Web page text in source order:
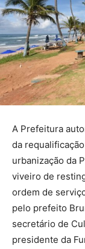
A Prefeitura
da
urbanização da
viveiro de
ordem de
pelo prefeito
secretário de
presidente da